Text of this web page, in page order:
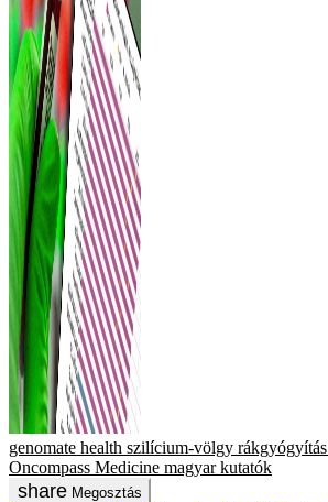
genomate health szilícium-völgy rákgyógyítás
Oncompass Medicine magyar kutatók
Megosztás